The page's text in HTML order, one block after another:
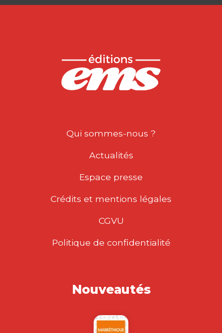
Qui sommes-nous ?
Actualités
Espace presse
Crédits et mentions légales
CGVU
Politique de confidentialité
Nouveautés